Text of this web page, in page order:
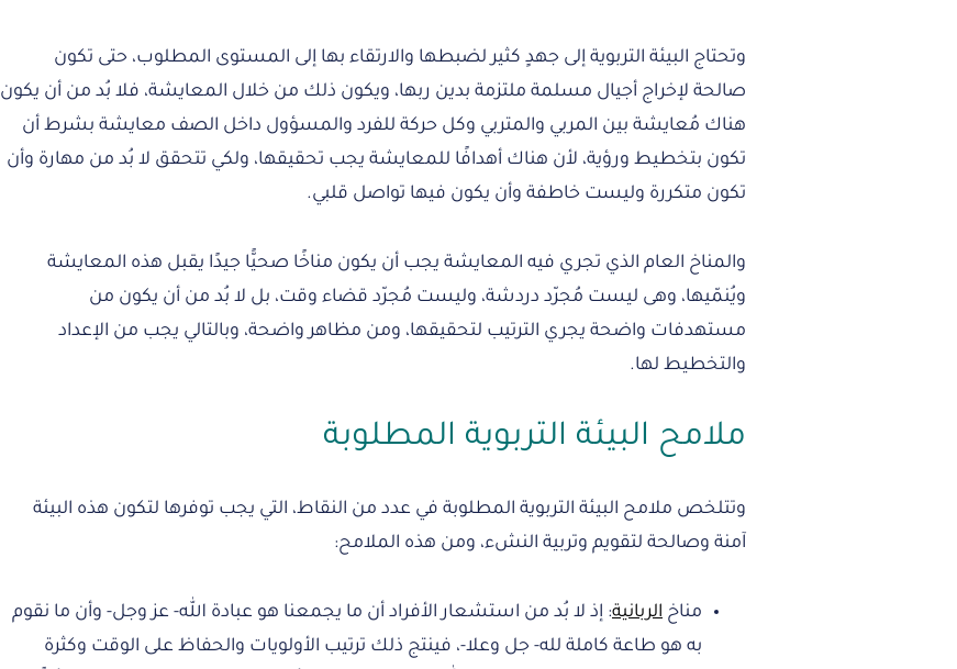
وتحتاج البيئة التربوية إلى جهدٍ كثير لضبطها والارتقاء بها إلى المستوى المطلوب، حتى تكون
صالحة لإخراج أجيال مسلمة ملتزمة بدين ربها، ويكون ذلك من خلال المعايشة، فلا بُد من أن يكون
هناك مُعايشة بين المربي والمتربي وكل حركة للفرد والمسؤول داخل الصف معايشة بشرط أن
تكون بتخطيط ورؤية، لأن هناك أهدافًا للمعايشة يجب تحقيقها، ولكي تتحقق لا بُد من مهارة وأن
تكون متكررة وليست خاطفة وأن يكون فيها تواصل قلبي.
والمناخ العام الذي تجري فيه المعايشة يجب أن يكون مناخًا صحيًّا جيدًا يقبل هذه المعايشة
ويُنمّيها، وهى ليست مُجرّد دردشة، وليست مُجرّد قضاء وقت، بل لا بُد من أن يكون من
مستهدفات واضحة يجري الترتيب لتحقيقها، ومن مظاهر واضحة، وبالتالي يجب من الإعداد
والتخطيط لها.
ملامح البيئة التربوية المطلوبة
وتتلخص ملامح البيئة التربوية المطلوبة في عدد من النقاط، التي يجب توفرها لتكون هذه البيئة
آمنة وصالحة لتقويم وتربية النشء، ومن هذه الملامح:
مناخ الربانية: إذ لا بُد من استشعار الأفراد أن ما يجمعنا هو عبادة الله- عز وجل- وأن ما نقوم
به هو طاعة كاملة لله- جل وعلا-، فينتج ذلك ترتيب الأولويات والحفاظ على الوقت وكثرة